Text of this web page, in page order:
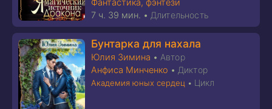
Фантастика, фэнтези
7 ч. 39 мин. • Длительность
Бунтарка для нахала
Юлия Зимина • Автор
Анфиса Минченко • Диктор
Академия юных сердец • Цикл